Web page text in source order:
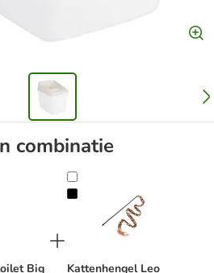
combinatie
Big
Kattenhengel Leo
Kattenhengel Leo